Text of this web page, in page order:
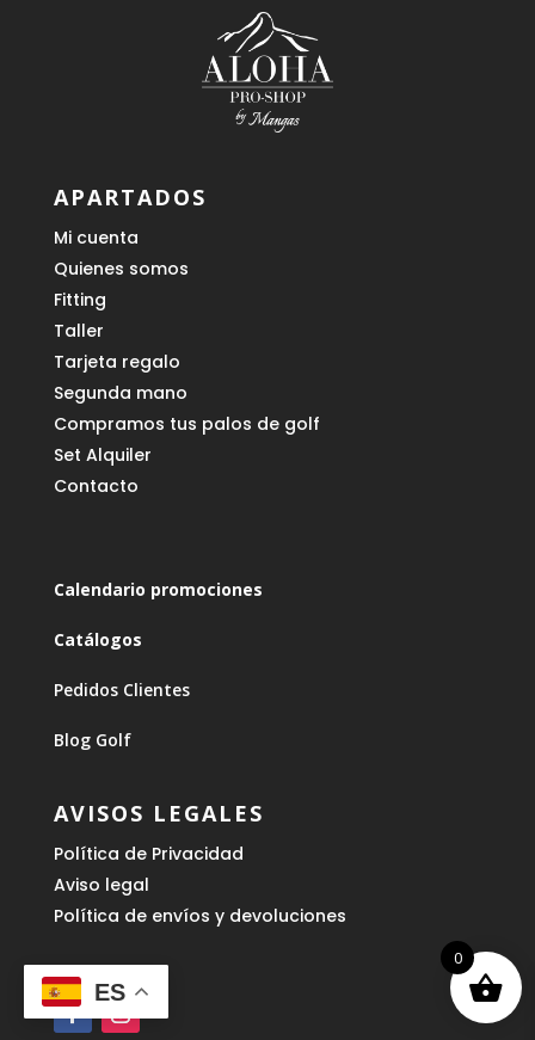
APARTADOS
Mi cuenta
Quienes somos
Fitting
Taller
Tarjeta regalo
Segunda mano
Compramos tus palos de golf
Set Alquiler
Contacto
Calendario promociones
Catálogos
Pedidos Clientes
Blog Golf
AVISOS LEGALES
Política de Privacidad
Aviso legal
Política de envíos y devoluciones
ES
0